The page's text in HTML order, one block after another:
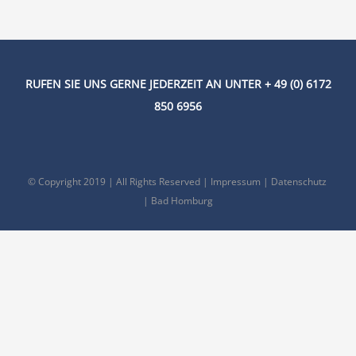
RUFEN SIE UNS GERNE JEDERZEIT AN UNTER + 49 (0) 6172
850 6956
© Copyright 2019 | All Rights Reserved | Impressum | Datenschutz
| Bad Homburg